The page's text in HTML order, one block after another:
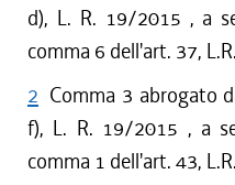
d), L. R. 19/2015 , a
comma 6 dell'art. 37,
2 Comma 3 abrogato
f), L. R. 19/2015 , a
comma 1 dell'art. 43,